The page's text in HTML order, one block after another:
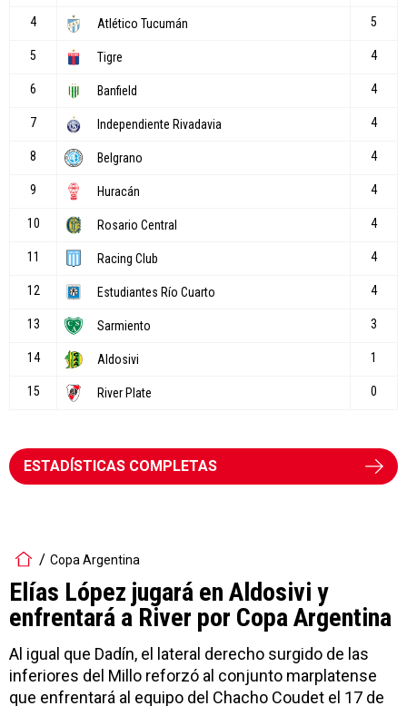
ESTADÍSTICAS COMPLETAS
Copa Argentina
Elías López jugará en Aldosivi y
enfrentará a River por Copa Argentina
Al igual que Dadín, el lateral derecho surgido de las
inferiores del Millo reforzó al conjunto marplatense
que enfrentará al equipo del Chacho Coudet el 17 de